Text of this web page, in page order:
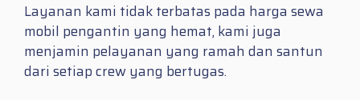
Layanan kami tidak terbatas pada harga sewa
mobil pengantin yang hemat, kami juga
menjamin pelayanan yang ramah dan santun
dari setiap crew yang bertugas.